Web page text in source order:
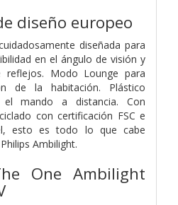
diseño europeo
diseñada para
en el ángulo de visión y
reflejos. Modo Lounge para
de la habitación. Plástico
mando a distancia. Con
con certificación FSC e
esto es todo lo que cabe
Ambilight.
One Ambilight